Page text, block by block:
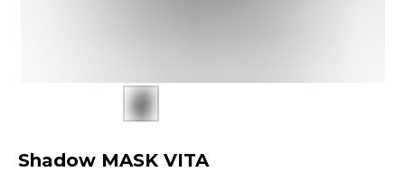
Shadow MASK VITA